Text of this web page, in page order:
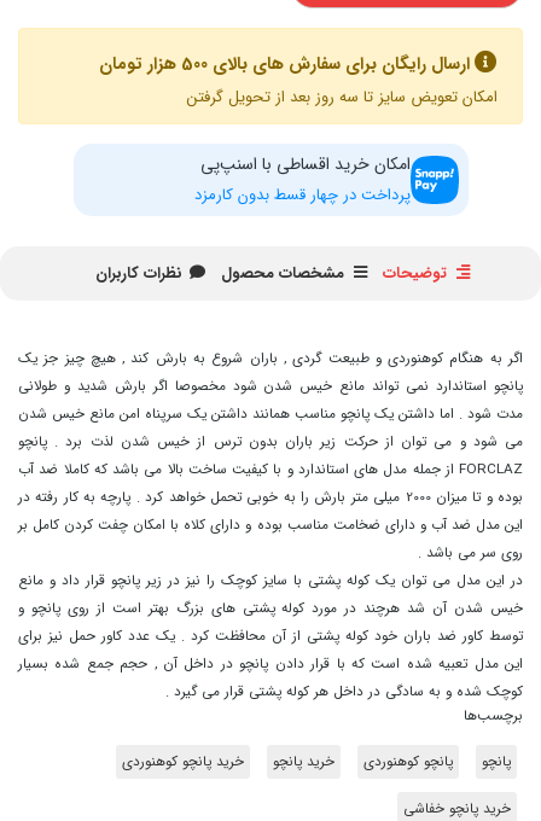
ارسال رایگان برای سفارش های بالای 500 هزار تومان
امکان تعویض سایز تا سه روز بعد از تحویل گرفتن
امکان خرید اقساطی با اسنپ‌پی
پرداخت در چهار قسط بدون کارمزد
توضیحات مشخصات محصول نظرات کاربران
اگر به هنگام کوهنوردی و طبیعت گردی , باران شروع به بارش کند , هیچ چیز جز یک
پانچو استاندارد نمی تواند مانع خیس شدن شود مخصوصا اگر بارش شدید و طولانی
مدت شود . اما داشتن یک پانچو مناسب همانند داشتن یک سرپناه امن مانع خیس شدن
می شود و می توان از حرکت زیر باران بدون ترس از خیس شدن لذت برد . پانچو
FORCLAZ از جمله مدل های استاندارد و با کیفیت ساخت بالا می باشد که کاملا ضد آب
بوده و تا میزان 2000 میلی متر بارش را به خوبی تحمل خواهد کرد . پارچه به کار رفته در
این مدل ضد آب و دارای ضخامت مناسب بوده و دارای کلاه با امکان چفت کردن کامل بر
روی سر می باشد .
در این مدل می توان یک کوله پشتی با سایز کوچک را نیز در زیر پانچو قرار داد و مانع
خیس شدن آن شد هرچند در مورد کوله پشتی های بزرگ بهتر است از روی پانچو و
توسط کاور ضد باران خود کوله پشتی از آن محافظت کرد . یک عدد کاور حمل نیز برای
این مدل تعبیه شده است که با قرار دادن پانچو در داخل آن , حجم جمع شده بسیار
کوچک شده و به سادگی در داخل هر کوله پشتی قرار می گیرد .
برچسب‌ها
پانچو پانچو کوهنوردی خرید پانچو خرید پانچو کوهنوردی
خرید پانچو خفاشی